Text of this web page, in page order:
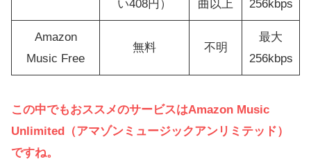
い408円）
曲以上
256kbps
Amazon
Music Free
無料 不明
最大
256kbps
この中でもおススメのサービスはAmazon Music
Unlimited（アマゾンミュージックアンリミテッド）
ですね。